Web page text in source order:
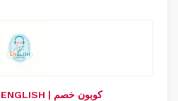
كود خصم | AZ ENGLISH | كوبون خصم